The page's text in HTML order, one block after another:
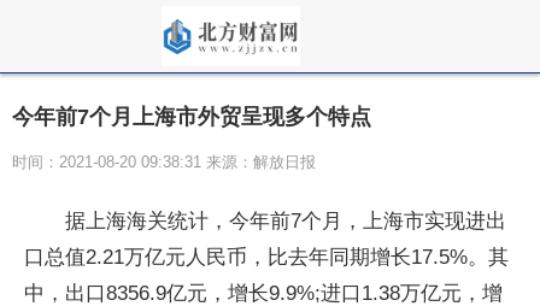
今年前7个月上海市外贸呈现多个特点
时间：2021-08-20 09:38:31 来源：解放日报
据上海海关统计，今年前7个月，上海市实现进出
口总值2.21万亿元人民币，比去年同期增长17.5%。其
中，出口8356.9亿元，增长9.9%;进口1.38万亿元，增